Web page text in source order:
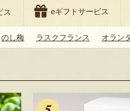
ス eギフトサービス
のし梅 ラスクフランス オラン